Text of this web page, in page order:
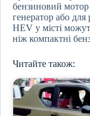
бензиновий мотор
генератор або для
HEV у місті
ніж компактні
Читайте також: